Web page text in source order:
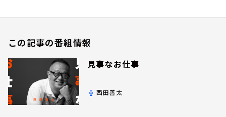
この記事の番組情報
見事なお仕事
西田善太